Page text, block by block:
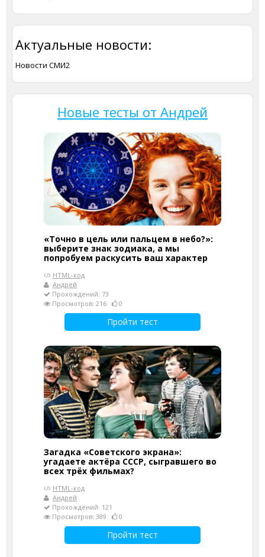
Актуальные новости:
Новости СМИ2
Новые тесты от Андрей
«Точно в цель или пальцем в небо?»:
выберите знак зодиака, а мы
попробуем раскусить ваш характер
HTML-код
Андрей
Прохождений: 73
Просмотров: 216
0
Пройти тест
Загадка «Советского экрана»:
угадаете актёра СССР, сыгравшего во
всех трёх фильмах?
HTML-код
Андрей
Прохождений: 121
Просмотров: 389
0
Пройти тест